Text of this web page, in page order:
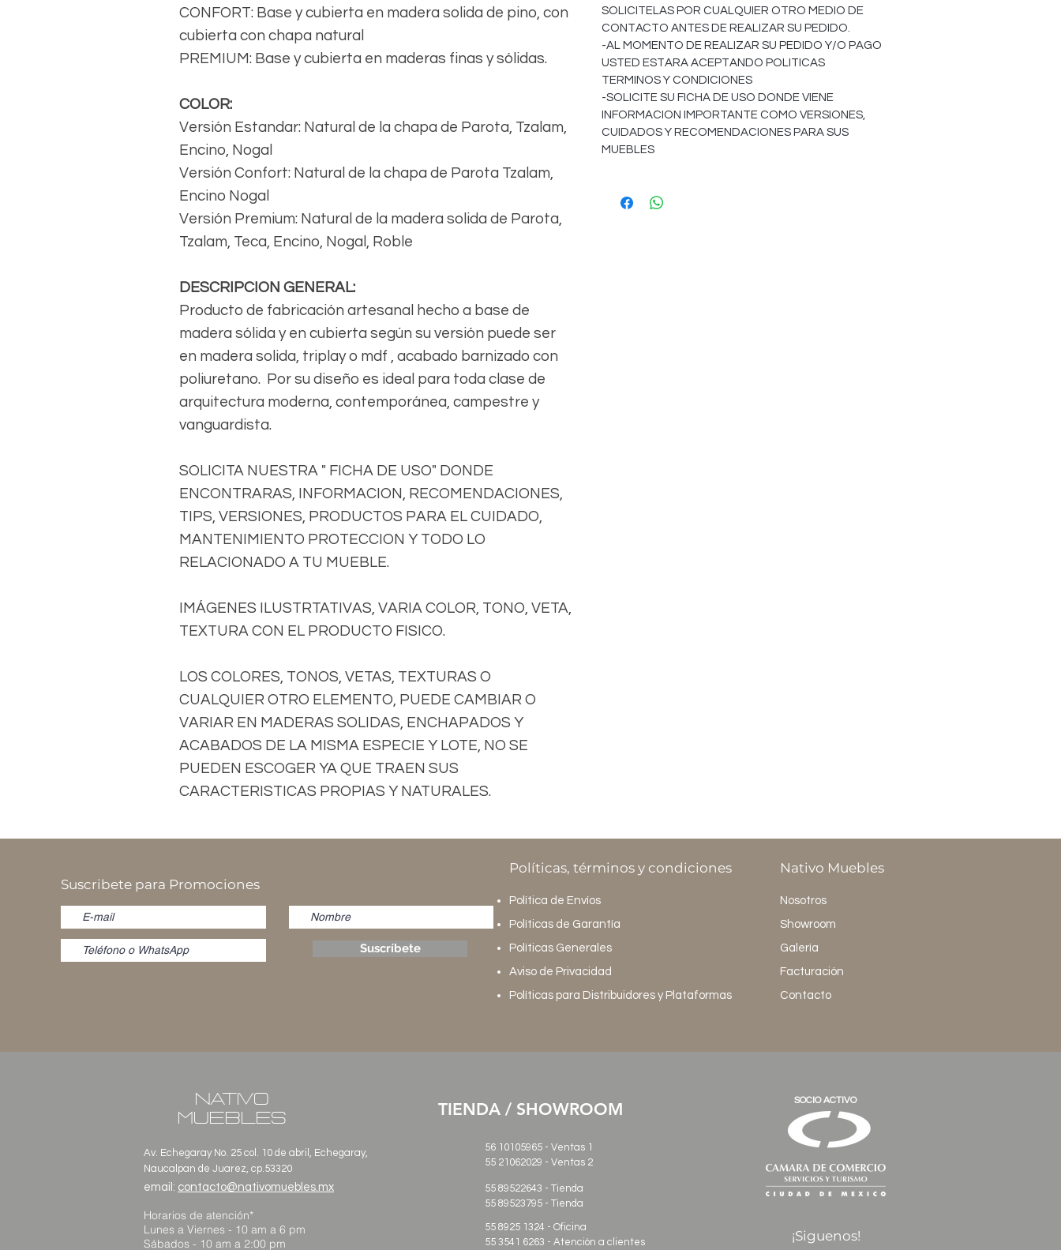
CONFORT: Base y cubierta en madera solida de pino, con
cubierta con chapa natural
PREMIUM: Base y cubierta en maderas finas y sólidas.
COLOR:
Versión Estandar: Natural de la chapa de Parota, Tzalam,
Encino, Nogal
Versión Confort: Natural de la chapa de Parota Tzalam,
Encino Nogal
Versión Premium: Natural de la madera solida de Parota,
Tzalam, Teca, Encino, Nogal, Roble
DESCRIPCION GENERAL:
Producto de fabricación artesanal hecho a base de
madera sólida y en cubierta según su versión puede ser
en madera solida, triplay o mdf , acabado barnizado con
poliuretano. Por su diseño es ideal para toda clase de
arquitectura moderna, contemporánea, campestre y
vanguardista.
SOLICITA NUESTRA " FICHA DE USO" DONDE
ENCONTRARAS, INFORMACION, RECOMENDACIONES,
TIPS, VERSIONES, PRODUCTOS PARA EL CUIDADO,
MANTENIMIENTO PROTECCION Y TODO LO
RELACIONADO A TU MUEBLE.
IMÁGENES ILUSTRTATIVAS, VARIA COLOR, TONO, VETA,
TEXTURA CON EL PRODUCTO FISICO.
LOS COLORES, TONOS, VETAS, TEXTURAS O
CUALQUIER OTRO ELEMENTO, PUEDE CAMBIAR O
VARIAR EN MADERAS SOLIDAS, ENCHAPADOS Y
ACABADOS DE LA MISMA ESPECIE Y LOTE, NO SE
PUEDEN ESCOGER YA QUE TRAEN SUS
CARACTERISTICAS PROPIAS Y NATURALES.
SOLICITELAS POR CUALQUIER OTRO MEDIO DE
CONTACTO ANTES DE REALIZAR SU PEDIDO.
-AL MOMENTO DE REALIZAR SU PEDIDO Y/O PAGO
USTED ESTARA ACEPTANDO POLITICAS
TERMINOS Y CONDICIONES
-SOLICITE SU FICHA DE USO DONDE VIENE
INFORMACION IMPORTANTE COMO VERSIONES,
CUIDADOS Y RECOMENDACIONES PARA SUS
MUEBLES
Suscribete para Promociones
Suscríbete
Políticas, términos y condiciones Nativo Muebles
Nosotros
Showroom
Galería
Facturación
Contacto
Política de Envíos
Políticas de Garantía
Políticas Generales
Aviso de Privacidad
Políticas para Distribuidores y Plataformas
NATIVO
MUEBLES
Av. Echegaray No. 25 col. 10 de abril, Echegaray,
Naucalpan de Juarez, cp.53320
email: contacto@nativomuebles.mx
Horarios de atención*
Lunes a Viernes - 10 am a 6 pm
Sábados - 10 am a 2:00 pm
TIENDA / SHOWROOM
56 10105965 - Ventas 1
55 21062029 - Ventas 2
55 89522643 - Tienda
55 89523795 - Tienda
55 8925 1324 - Oficina
55 3541 6263 - Atención a clientes
SOCIO ACTIVO
¡Siguenos!